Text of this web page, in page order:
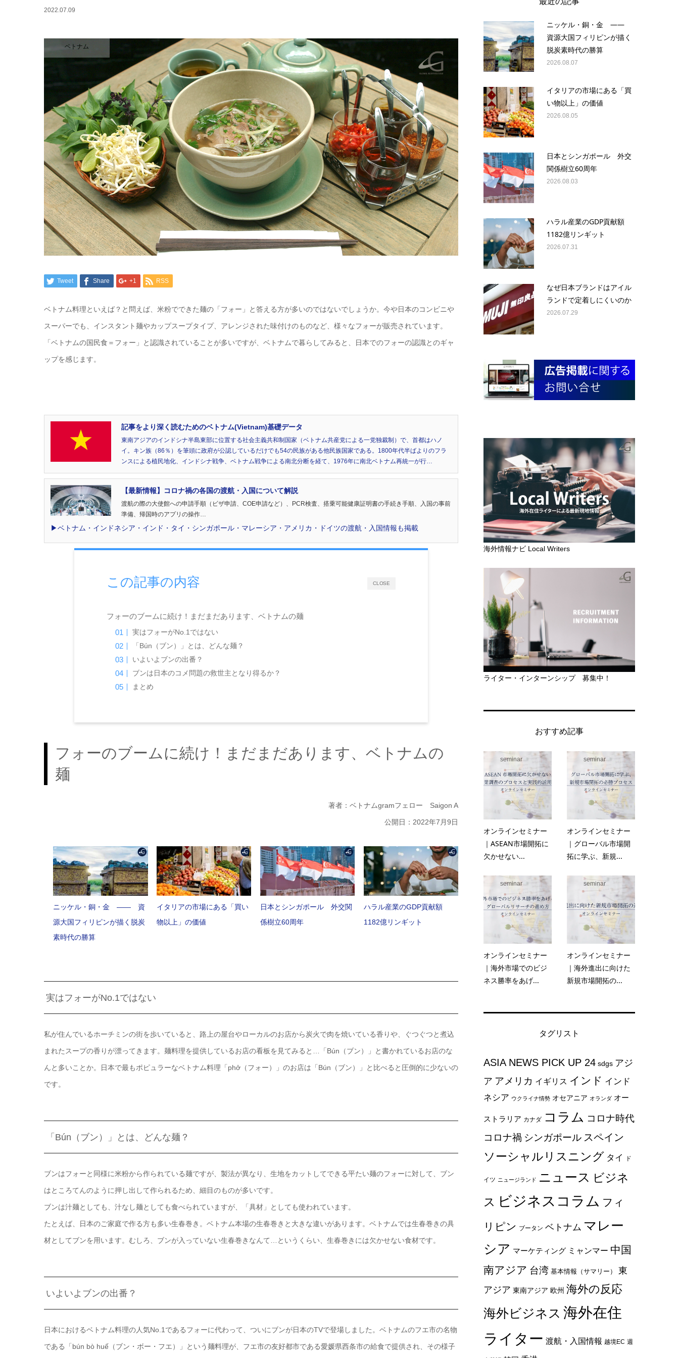
2022.07.09
ベトナム
Tweet Share +1 RSS
ベトナム料理といえば？と問えば、米粉でできた麺の「フォー」と答える方が多いのではないでしょうか。今や日本のコンビニや
スーパーでも、インスタント麺やカップスープタイプ、アレンジされた味付けのものなど、様々なフォーが販売されています。
「ベトナムの国民食＝フォー」と認識されていることが多いですが、ベトナムで暮らしてみると、日本でのフォーの認識とのギャ
ップを感じます。
記事をより深く読むためのベトナム(Vietnam)基礎データ
東南アジアのインドシナ半島東部に位置する社会主義共和制国家（ベトナム共産党による一党独裁制）で、首都はハノ
イ。キン族（86％）を筆頭に政府が公認しているだけでも54の民族がある他民族国家である。1800年代半ばよりのフラ
ンスによる植民地化、インドシナ戦争、ベトナム戦争による南北分断を経て、1976年に南北ベトナム再統一が行…
【最新情報】コロナ禍の各国の渡航・入国について解説
渡航の際の大使館への申請手順（ビザ申請、COE申請など）、PCR検査、搭乗可能健康証明書の手続き手順、入国の事前
準備、帰国時のアプリの操作…
▶︎ベトナム・インドネシア・インド・タイ・シンガポール・マレーシア・アメリカ・ドイツの渡航・入国情報も掲載
CLOSE
この記事の内容
フォーのブームに続け！まだまだあります、ベトナムの麺
実はフォーがNo.1ではない
「Bún（ブン）」とは、どんな麺？
いよいよブンの出番？
ブンは日本のコメ問題の救世主となり得るか？
まとめ
フォーのブームに続け！まだまだあります、ベトナムの
麺
著者：ベトナムgramフェロー Saigon A
公開日：2022年7月9日
ニッケル・銅・金 —— 資
源大国フィリピンが描く脱炭
素時代の勝算
イタリアの市場にある「買い
物以上」の価値
日本とシンガポール 外交関
係樹立60周年
ハラル産業のGDP貢献額
1182億リンギット
実はフォーがNo.1ではない
私が住んでいるホーチミンの街を歩いていると、路上の屋台やローカルのお店から炭火で肉を焼いている香りや、ぐつぐつと煮込
まれたスープの香りが漂ってきます。麺料理を提供しているお店の看板を見てみると…「Bún（ブン）」と書かれているお店のな
んと多いことか。日本で最もポピュラーなベトナム料理「phở（フォー）」のお店は「Bún（ブン）」と比べると圧倒的に少ないの
です。
「Bún（ブン）」とは、どんな麺？
ブンはフォーと同様に米粉から作られている麺ですが、製法が異なり、生地をカットしてできる平たい麺のフォーに対して、ブン
はところてんのように押し出して作られるため、細目のものが多いです。
ブンは汁麺としても、汁なし麺としても食べられていますが、「具材」としても使われています。
たとえば、日本のご家庭で作る方も多い生春巻き。ベトナム本場の生春巻きと大きな違いがあります。ベトナムでは生春巻きの具
材としてブンを用います。むしろ、ブンが入っていない生春巻きなんて…というくらい、生春巻きには欠かせない食材です。
いよいよブンの出番？
日本におけるベトナム料理の人気No.1であるフォーに代わって、ついにブンが日本のTVで登場しました。ベトナムのフエ市の名物
である「bún bò huế（ブン・ボー・フエ）」という麺料理が、フエ市の友好都市である愛媛県西条市の給食で提供され、その様子
ニッケル・銅・金 ——
資源大国フィリピンが描く
脱炭素時代の勝算
2026.08.07
イタリアの市場にある「買
い物以上」の価値
2026.08.05
日本とシンガポール 外交
関係樹立60周年
2026.08.03
ハラル産業のGDP貢献額
1182億リンギット
2026.07.31
なぜ日本ブランドはアイル
ランドで定着しにくいのか
2026.07.29
海外情報ナビ Local Writers
ライター・インターンシップ 募集中！
おすすめ記事
seminar
オンラインセミナー
｜ASEAN市場開拓に
欠かせない...
seminar
オンラインセミナー
｜グローバル市場開
拓に学ぶ、新規...
seminar
オンラインセミナー
｜海外市場でのビジ
ネス勝率をあげ...
seminar
オンラインセミナー
｜海外進出に向けた
新規市場開拓の...
タグリスト
ASIA NEWS PICK UP 24 sdgs アジ
ア アメリカ イギリス インド インド
ネシア ウクライナ情勢 オセアニア オランダ オー
ストラリア カナダ コラム コロナ時代
コロナ禍 シンガポール スペイン
ソーシャルリスニング タイ ド
イツ ニュージランド ニュース ビジネ
ス ビジネスコラム フィ
リピン ブータン ベトナム マレー
シア マーケティング ミャンマー 中国
南アジア 台湾 基本情報（サマリー）
東
アジア 東南アジア 欧州 海外の反応
海外ビジネス 海外在住
ライター 渡航・入国情報 越境EC 週